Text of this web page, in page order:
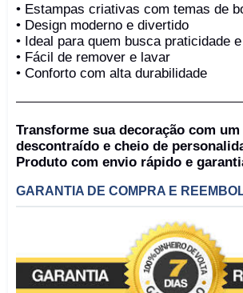
• Estampas criativas com temas de
• Design moderno e divertido
• Ideal para quem busca praticidade
• Fácil de remover e lavar
• Conforto com alta durabilidade
Transforme sua decoração com
descontraído e cheio de
Produto com envio rápido e
GARANTIA DE COMPRA E